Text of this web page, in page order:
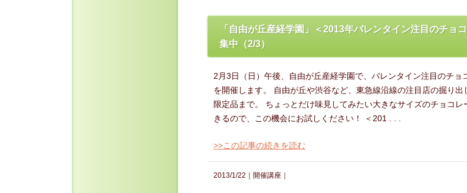
「自由が丘産経学園」＜2013年バレンタイン注目のチョ
集中（2/3）
2月3日（日）午後、自由が丘産経学園で、バレンタイン注目のチョ
を開催します。 自由が丘や渋谷など、東急線沿線の注目店の掘り出
限定品まで。 ちょっとだけ味見してみたい大きなサイズのチョコ
きるので、この機会にお試しください！ ＜201 . . .
>>この記事の続きを読む
2013/1/22｜ 開催講座 ｜